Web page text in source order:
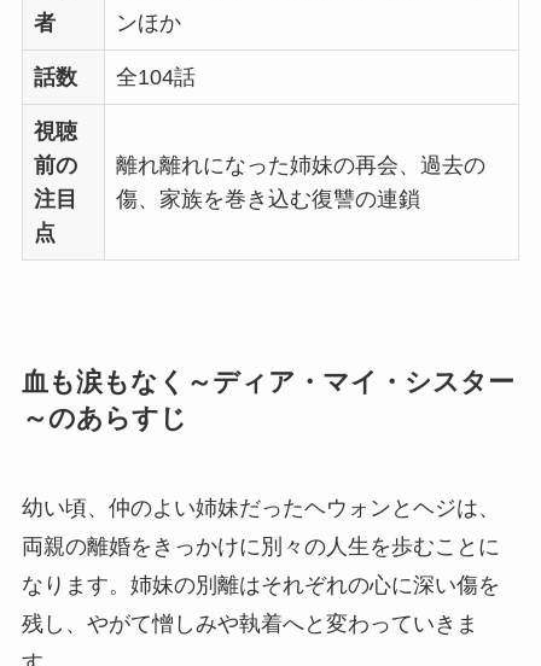
者
ンほか
話数 全104話
視聴
前の
注目
点
離れ離れになった姉妹の再会、過去の
傷、家族を巻き込む復讐の連鎖
血も涙もなく～ディア・マイ・シスター
～のあらすじ
幼い頃、仲のよい姉妹だったヘウォンとヘジは、
両親の離婚をきっかけに別々の人生を歩むことに
なります。姉妹の別離はそれぞれの心に深い傷を
残し、やがて憎しみや執着へと変わっていきま